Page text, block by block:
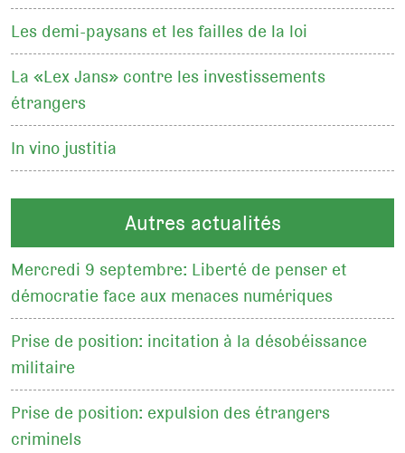
Les demi-paysans et les failles de la loi
La «Lex Jans» contre les investissements
étrangers
In vino justitia
Autres actualités
Mercredi 9 septembre: Liberté de penser et
démocratie face aux menaces numériques
Prise de position: incitation à la désobéissance
militaire
Prise de position: expulsion des étrangers
criminels